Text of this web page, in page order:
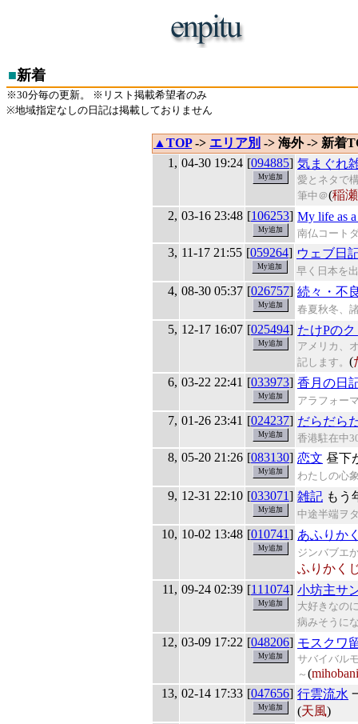
■新着
※30分毎の更新。 ※リスト掲載希望者のみ
※地域指定なしの日記は掲載しておりません
▲TOP-> エリア別 -> 海外 -> 新着
1, 04-30 19:24 [094885] 気まぐれ
愛とネタで
筆中＠(稲
2, 03-16 23:48 [106253] My life as a
南仏コート
3, 11-17 21:55 [059264] ウェブ日
早く日本を
4, 08-30 05:37 [026757] 続々・不
春夏秋冬、
5, 12-17 16:07 [025494] たけPの
アメリカ、
記します。 (
6, 03-22 22:41 [033973] 香月の日
アラフォー
7, 01-26 23:41 [024237] だらだら
香港駐在中
8, 05-20 21:26 [083130] 恋文 昼下
わたしの心
9, 12-31 22:10 [033071] 雑記 もう
中途半端ヲ
10, 10-02 13:48 [010741] あふりか
ジンバブエ
ふりかく
11, 09-24 02:39 [111074] 小坊主サ
大好きなの
病みそうに
12, 03-09 17:22 [048206] モスクワ
サバイバル
～ (mihobani
13, 02-14 17:33 [047656] 行雲流水
(天風)